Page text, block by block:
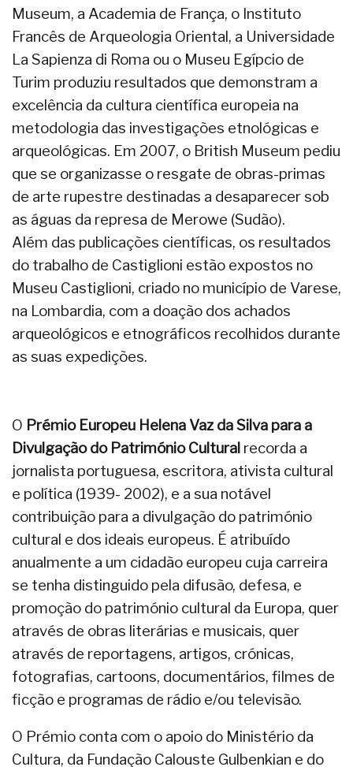
Museum, a Academia de França, o Instituto
Francês de Arqueologia Oriental, a Universidade
La Sapienza di Roma ou o Museu Egípcio de
Turim produziu resultados que demonstram a
excelência da cultura científica europeia na
metodologia das investigações etnológicas e
arqueológicas. Em 2007, o British Museum pediu
que se organizasse o resgate de obras-primas
de arte rupestre destinadas a desaparecer sob
as águas da represa de Merowe (Sudão).
Além das publicações científicas, os resultados
do trabalho de Castiglioni estão expostos no
Museu Castiglioni, criado no município de Varese,
na Lombardia, com a doação dos achados
arqueológicos e etnográficos recolhidos durante
as suas expedições.
O Prémio Europeu Helena Vaz da Silva para a
Divulgação do Património Cultural recorda a
jornalista portuguesa, escritora, ativista cultural
e política (1939- 2002), e a sua notável
contribuição para a divulgação do património
cultural e dos ideais europeus. É atribuído
anualmente a um cidadão europeu cuja carreira
se tenha distinguido pela difusão, defesa, e
promoção do património cultural da Europa, quer
através de obras literárias e musicais, quer
através de reportagens, artigos, crónicas,
fotografias, cartoons, documentários, filmes de
ficção e programas de rádio e/ou televisão.
O Prémio conta com o apoio do Ministério da
Cultura, da Fundação Calouste Gulbenkian e do